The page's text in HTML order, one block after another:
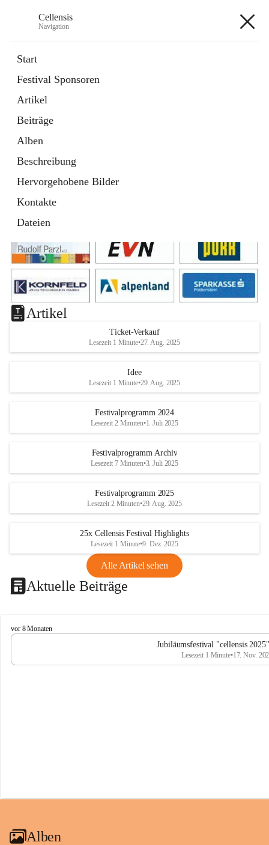
Cellensis
Navigation
Start
Festival Sponsoren
Artikel
Beiträge
Alben
Beschreibung
Hervorgehobene Bilder
Kontakte
Dateien
Festival Sponsoren
Artikel
Ticket-Verkauf
Lesezeit 1 Minute•27. Aug. 2025
Idee
Lesezeit 1 Minute•29. Aug. 2025
Festivalprogramm 2024
Lesezeit 2 Minuten•1. Juli 2025
Festivalprogramm Archiv
Lesezeit 7 Minuten•3. Juli 2025
Festivalprogramm 2025
Lesezeit 2 Minuten•29. Aug. 2025
25x Cellensis Festival Highlights
Lesezeit 1 Minute•9. Dez. 2025
Alle Artikel sehen
Aktuelle Beiträge
C
e
l
vor 8 Monaten
Jubiläumsfestival "cellensis
Lesezeit 1 Minute•17. Nov.
Alben